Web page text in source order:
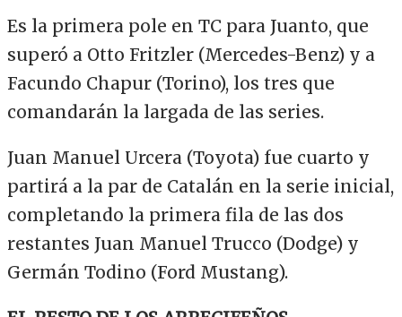
Es la primera pole en TC para Juanto, que
superó a Otto Fritzler (Mercedes-Benz) y a
Facundo Chapur (Torino), los tres que
comandarán la largada de las series.
Juan Manuel Urcera (Toyota) fue cuarto y
partirá a la par de Catalán en la serie inicial,
completando la primera fila de las dos
restantes Juan Manuel Trucco (Dodge) y
Germán Todino (Ford Mustang).